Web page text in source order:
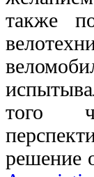
также
того
решение